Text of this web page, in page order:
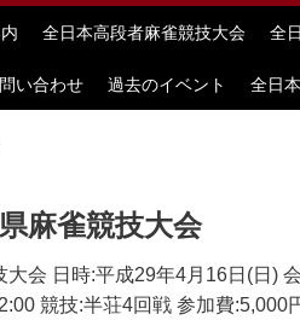
全日本高段者麻雀競技大会 全
い合わせ 過去のイベント 全日
麻雀競技大会
会 日時:平成29年4月16日(日)
競技:半荘4回戦 参加費:5,000